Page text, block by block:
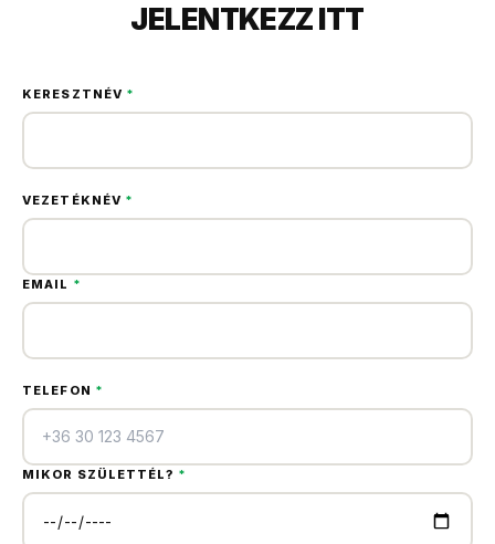
JELENTKEZZ ITT
KERESZTNÉV *
VEZETÉKNÉV *
EMAIL *
TELEFON *
MIKOR SZÜLETTÉL? *